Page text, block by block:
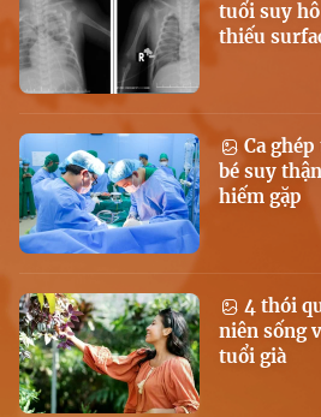
tuổi suy
thiếu
Ca
bé suy
hiếm gặp
4 thói
niên sống
tuổi già